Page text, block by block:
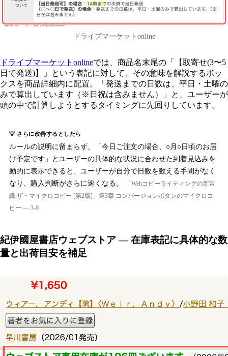
ドライブマーケットonline
ドライブマーケットonlineでは、商品名末尾の「【取寄せ(3〜5
日で発送)】」という表記に対して、その意味を解説するボッ
クスを商品詳細内に配置。「発送までの日数は、平日・土曜の
みで算出しています（※日祝は含みません）」と、ユーザーが
頭の中で計算しようとするタイミングに先回りしています。
💡 さらに改善するとしたら
ルールの説明に留まらず、「今日ご注文の場合、○月○日頃のお届
け予定です」とユーザーの具体的な状況に合わせた到着見込みを
動的に表示できると、ユーザーが自分で日数を数える手間がなく
なり、購入判断がさらに速くなる。
「Webコピーライティングの新常
識 ザ・マイクロコピー [第2版]」第3章 コンバージョンボタンのマイクロコ
ピー — 3-9
紀伊國屋書店ウェブストア — 在庫表記に具体的な数
量と出荷目安を補足